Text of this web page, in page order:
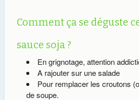
Comment ça se déguste
sauce soja ?
En grignotage, attention
A rajouter sur une salade
Pour remplacer les croutons
de soupe.